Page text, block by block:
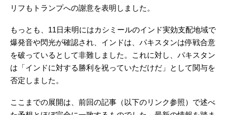
リフもトランプへの謝意を表明しました。
もっとも、11日未明にはカシミールのインド実効支配地域で
爆発音や閃光が確認され、インドは、パキスタンは停戦合意
を破っているとして非難しました。これに対し、パキスタン
は「インドに対する勝利を祝っていただけだ」として関与を
否定しました。
ここまでの展開は、前回の記事（以下のリンク参照）で述べ